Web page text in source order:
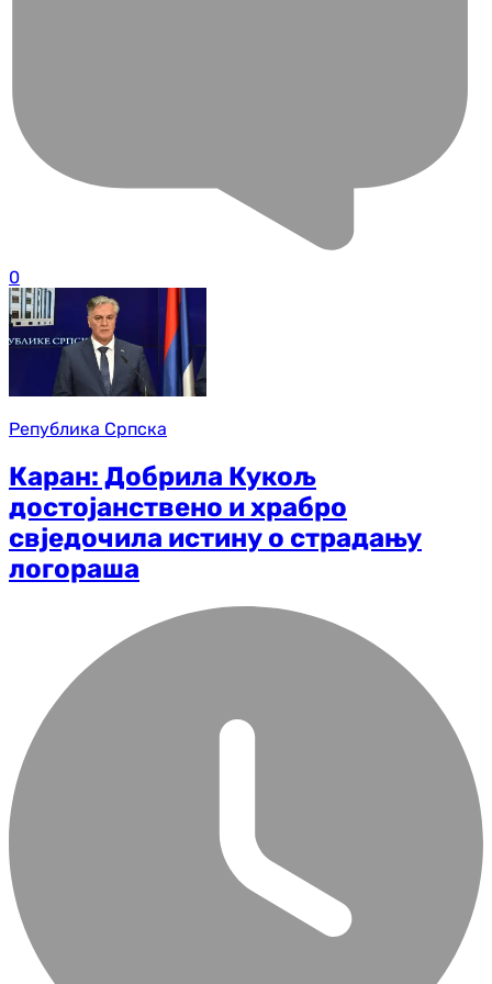
0
Република Српска
Каран: Добрила Кукољ
достојанствено и храбро
свједочила истину о страдању
логораша